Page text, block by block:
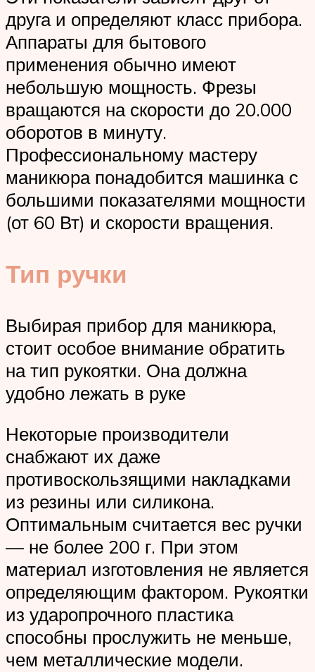
друга и определяют класс прибора.
Аппараты для бытового
применения обычно имеют
небольшую мощность. Фрезы
вращаются на скорости до 20.000
оборотов в минуту.
Профессиональному мастеру
маникюра понадобится машинка с
большими показателями мощности
(от 60 Вт) и скорости вращения.
Тип ручки
Выбирая прибор для маникюра,
стоит особое внимание обратить
на тип рукоятки. Она должна
удобно лежать в руке
Некоторые производители
снабжают их даже
противоскользящими накладками
из резины или силикона.
Оптимальным считается вес ручки
— не более 200 г. При этом
материал изготовления не является
определяющим фактором. Рукоятки
из ударопрочного пластика
способны прослужить не меньше,
чем металлические модели.